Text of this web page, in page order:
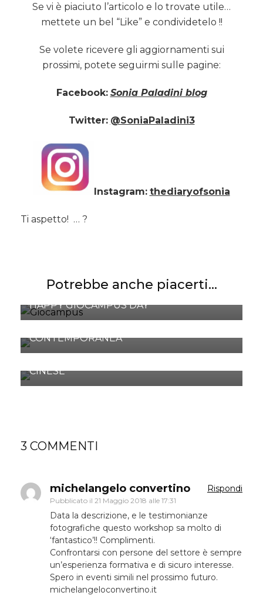
Se vi è piaciuto l’articolo e lo trovate utile…
mettete un bel “Like” e condividetelo !!
Se volete ricevere gli aggiornamenti sui
prossimi, potete seguirmi sulle pagine:
Facebook: Sonia Paladini blog
Twitter: @SoniaPaladini3
Instagram: thediaryofsonia
Ti aspetto! … ?
Potrebbe anche piacerti...
HAPPY GIOCAMPUS DAY
CONTEMPORANEA
CINESE
3 COMMENTI
michelangelo convertino
Pubblicato il 21 Maggio 2018 alle 17:31
Rispondi
Data la descrizione, e le testimonianze
fotografiche questo workshop sa molto di
‘fantastico’!! Complimenti.
Confrontarsi con persone del settore è sempre
un’esperienza formativa e di sicuro interesse.
Spero in eventi simili nel prossimo futuro.
michelangeloconvertino.it